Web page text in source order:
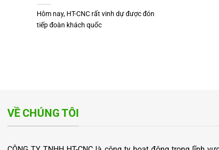
Hôm nay, HT-CNC rất vinh dự được đón
tiếp đoàn khách quốc
VỀ CHÚNG TÔI